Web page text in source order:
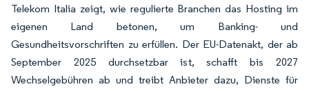
Telekom Italia zeigt, wie regulierte Branchen das Hosting im
eigenen Land betonen, um Banking- und
Gesundheitsvorschriften zu erfüllen. Der EU-Datenakt, der ab
September 2025 durchsetzbar ist, schafft bis 2027
Wechselgebühren ab und treibt Anbieter dazu, Dienste für